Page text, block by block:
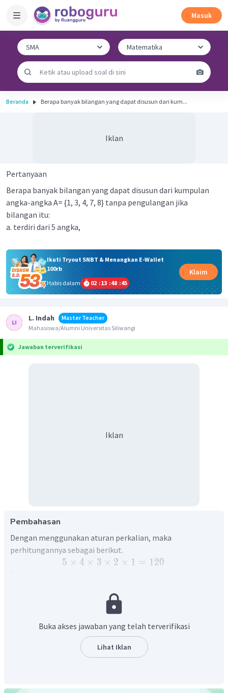
Masuk
Beranda Berapa banyak bilangan yang dapat disusun dari kum...
Iklan
Pertanyaan
Berapa banyak bilangan yang dapat disusun dari kumpulan
angka-angka A= {1, 3, 4, 7, 8} tanpa pengulangan jika
bilangan itu:
a. terdiri dari 5 angka,
Ikuti Tryout SNBT & Menangkan E-Wallet
100rb
Habis dalam
02 :13 :48 :45
Klaim
L. Indah
Master Teacher
Mahasiswa/Alumni Universitas Siliwangi
Jawaban terverifikasi
Iklan
Pembahasan
Dengan menggunakan aturan perkalian, maka
perhitungannya sebagai berikut.
5 × 4 × 3 × 2 × 1 = 120
Buka akses jawaban yang telah terverifikasi
Lihat Iklan